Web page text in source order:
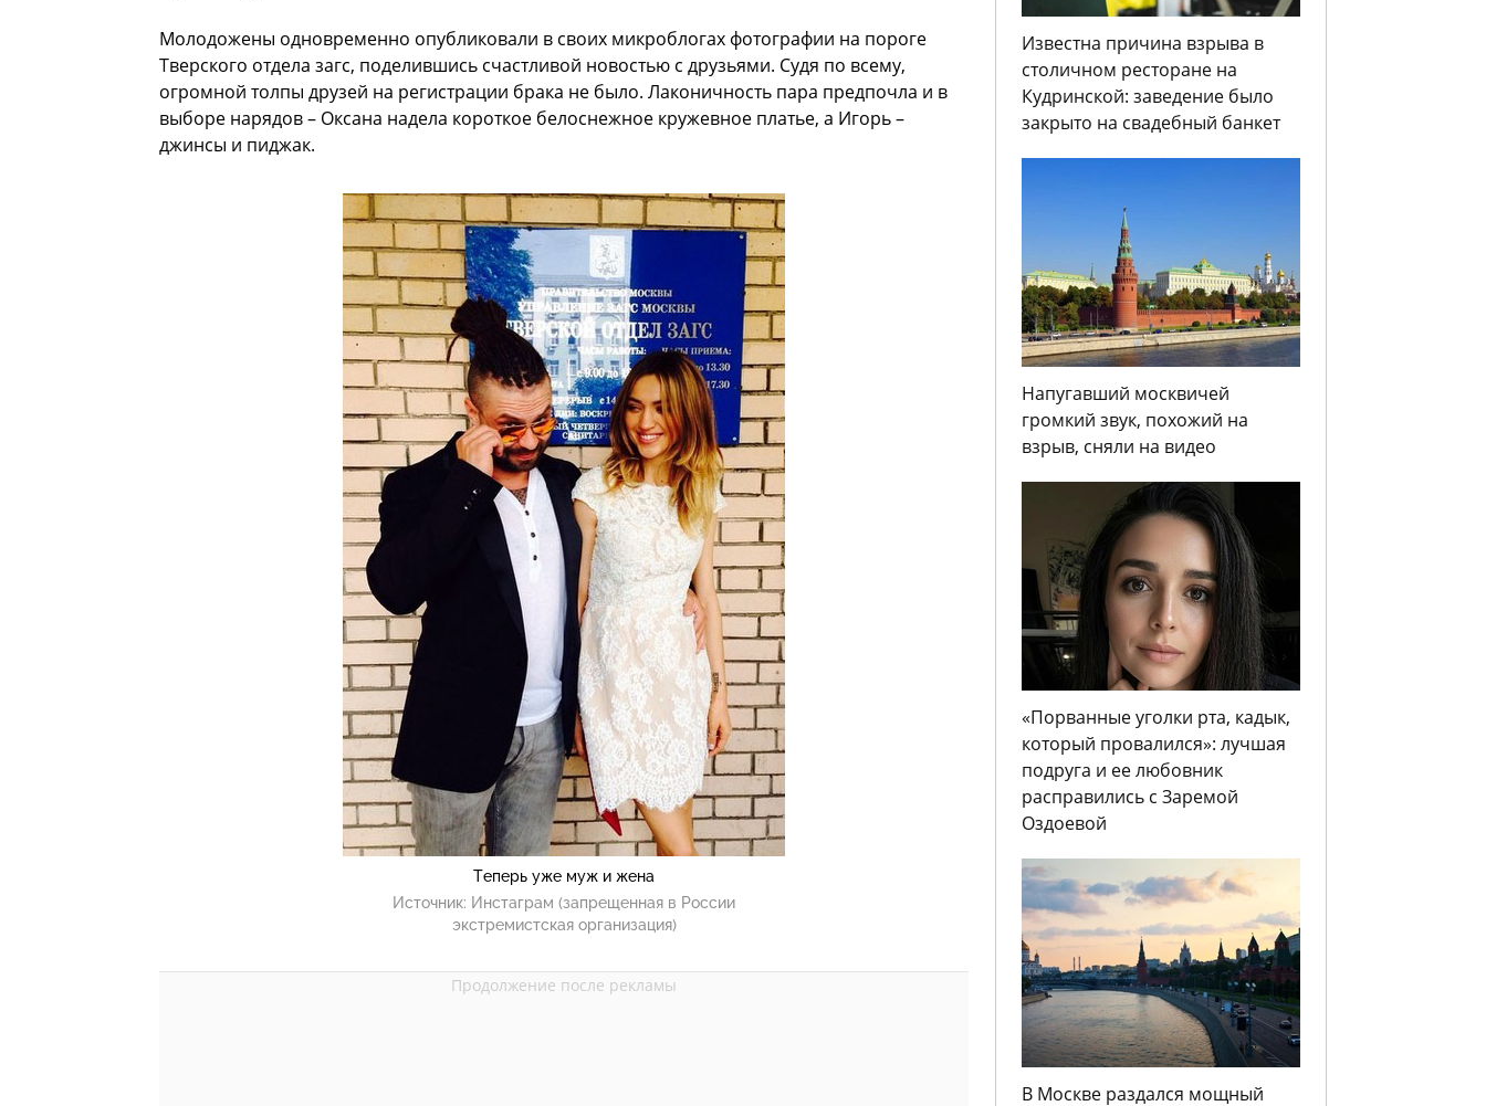
Молодожены одновременно опубликовали в своих микроблогах фотографии на пороге
Тверского отдела загс, поделившись счастливой новостью с друзьями. Судя по всему,
огромной толпы друзей на регистрации брака не было. Лаконичность пара предпочла и в
выборе нарядов – Оксана надела короткое белоснежное кружевное платье, а Игорь –
джинсы и пиджак.
Теперь уже муж и жена
Источник: Инстаграм (запрещенная в России
экстремистская организация)
Известна причина взрыва в
столичном ресторане на
Кудринской: заведение было
закрыто на свадебный банкет
Напугавший москвичей
громкий звук, похожий на
взрыв, сняли на видео
«Порванные уголки рта, кадык,
который провалился»: лучшая
подруга и ее любовник
расправились с Заремой
Оздоевой
В Москве раздался мощный